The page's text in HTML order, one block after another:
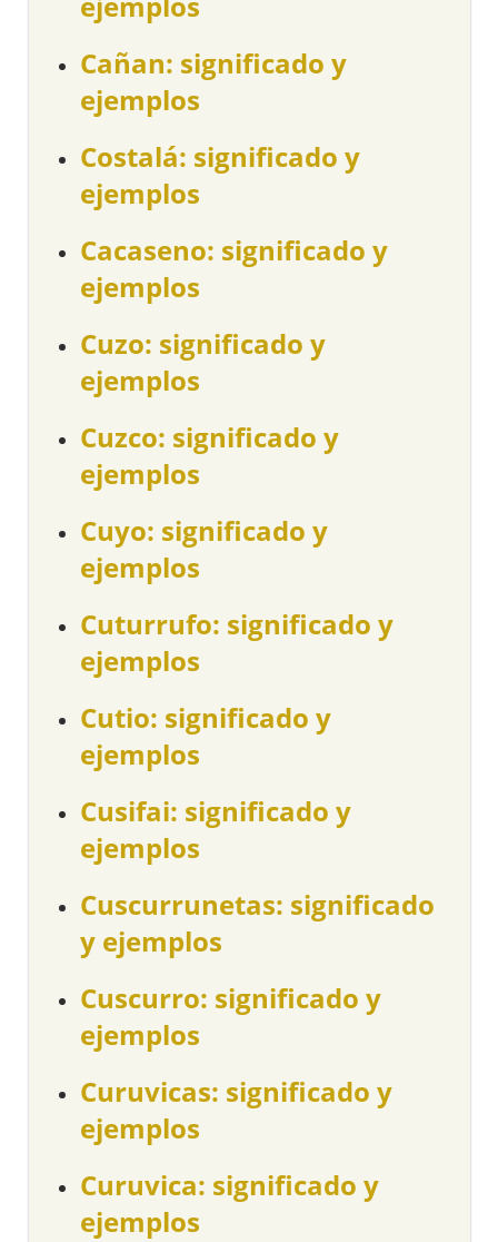
Cañan: significado y
ejemplos
Costalá: significado y
ejemplos
Cacaseno: significado y
ejemplos
Cuzo: significado y
ejemplos
Cuzco: significado y
ejemplos
Cuyo: significado y
ejemplos
Cuturrufo: significado y
ejemplos
Cutio: significado y
ejemplos
Cusifai: significado y
ejemplos
Cuscurrunetas: significado
y ejemplos
Cuscurro: significado y
ejemplos
Curuvicas: significado y
ejemplos
Curuvica: significado y
ejemplos